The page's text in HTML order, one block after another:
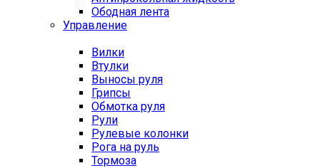
Ободная лента
Управление
Вилки
Втулки
Выносы руля
Грипсы
Обмотка руля
Рули
Рулевые колонки
Рога на руль
Тормоза